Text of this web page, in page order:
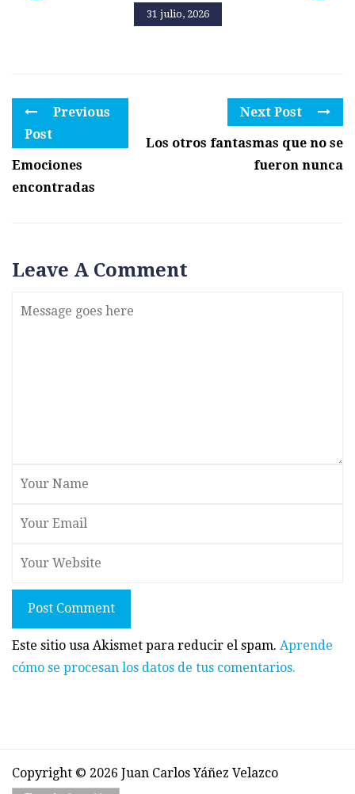
31 julio, 2026
Previous
Post
Emociones
encontradas
Next Post
Los otros fantasmas que no se
fueron nunca
Leave A Comment
Post Comment
Este sitio usa Akismet para reducir el spam. Aprende
cómo se procesan los datos de tus comentarios.
Copyright © 2026 Juan Carlos Yáñez Velazco